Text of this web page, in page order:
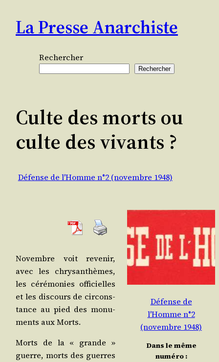
contenu
La Presse Anarchiste
Rechercher
Rechercher
Culte des morts ou
culte des vivants ?
Défense de l'Homme n°2 (novembre 1948)
Novembre voit reve­nir,
avec les chry­san­thèmes,
les céré­mo­nies offi­cielles
et les dis­cours de cir­cons­
tance au pied des monu­
ments aux Morts.
Morts de la « grande »
guerre, morts des guerres
Défense de
l'Homme n°2
(novembre 1948)
Dans le même
numéro :